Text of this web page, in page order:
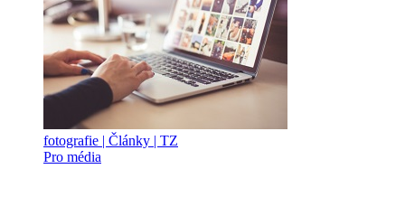
fotografie | Články | TZ
Pro média